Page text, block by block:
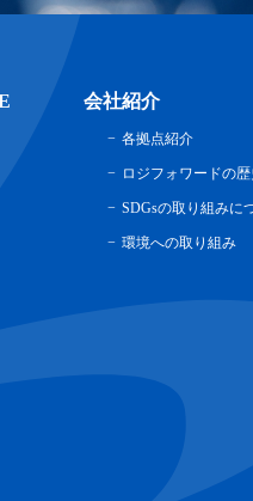
会社紹介
各拠点紹介
ロジフォワードの
SDGsの取り組みに
環境への取り組み